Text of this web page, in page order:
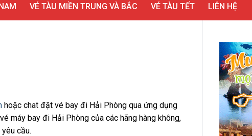
VÉ TÀU MIỀN TRUNG VÀ BẮC VÉ TÀU TẾT LIÊN HỆ
hoặc chat đặt vé bay đi Hải Phòng qua ứng dụng
máy bay đi Hải Phòng của các hãng hàng không,
cầu.